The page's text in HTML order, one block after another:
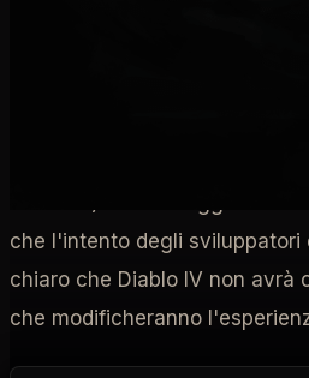
che l'intento degli sviluppatori
chiaro che Diablo IV non avrà
che modificheranno